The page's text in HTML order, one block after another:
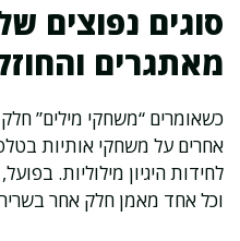
סוגים נפוצים
מאתגרים
כשאומרים “משחקי מילים”
אחרים על משחקי אותיות
לחידות היגיון מילוליות.
וכל אחד מאמן חלק אחר